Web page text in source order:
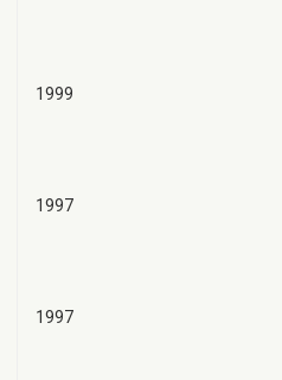
1999
1997
1997